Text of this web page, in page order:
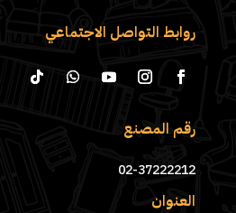
روابط التواصل الاجتماعي
رقم المصنع
02-37222212
العنوان